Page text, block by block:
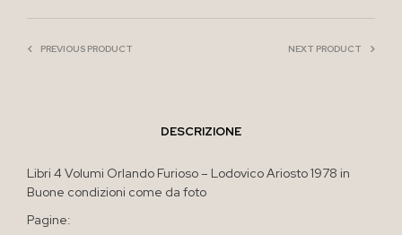
PREVIOUS PRODUCT NEXT PRODUCT
DESCRIZIONE
Libri 4 Volumi Orlando Furioso – Lodovico Ariosto 1978 in
Buone condizioni come da foto
Pagine: